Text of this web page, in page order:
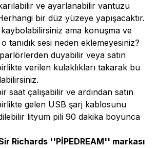
ve ayarlanabilir vantuzu
bir düz yüzeye yapışacaktır.
ama konuşma ve
tanıdık sesi neden eklemeyesiniz?
duyabilir veya satın
verilen kulaklıkları takarak bu
saat çalışabilir ve ardından satın
gelen USB şarj kablosunu
lityum pili 90 dakika boyunca
Richards ''PİPEDREAM'' markası